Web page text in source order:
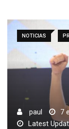
NOTICIAS
paul
7
Latest